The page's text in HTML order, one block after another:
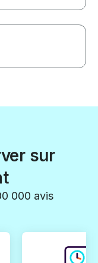
sur
000 avis